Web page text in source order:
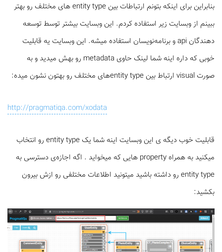
بنابراین برای اینکه بتونم ارتباطات بین entity type های مختلف رو بهتر
ببینم از وبسایت زیر استفاده کردم. این وبسایت بیشتر توسط توسعه
دهندگان api و برنامه‌نویسان استفاده میشه. این وبسایت یه قابلیت
خوبی که داره اینه شما لینک حاوی metadata رو بهش میدید و به
صورت visual ارتباط بین entity typeهای مختلف رو بهتون نشون میده:
http://pragmatiqa.com/xodata
قابلیت خوب دیگه ی این وبسایت اینه شما یک entity type رو انتخاب
میکنید به همراه property هایی که میخواید . اگه اجازه‌ی دسترسی به
entity type رو داشته باشید میتونید اطلاعات مختلفی رو ازش بیرون
بکشید:‌